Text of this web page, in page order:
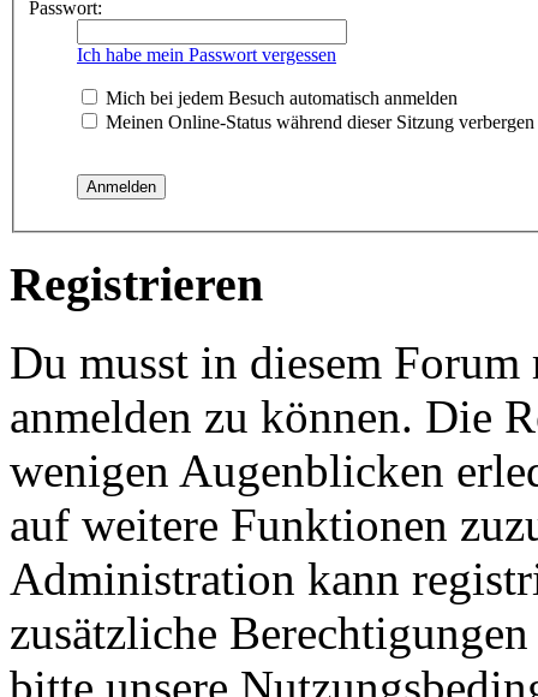
Passwort:
Ich habe mein Passwort vergessen
Mich bei jedem Besuch automatisch anmelden
Meinen Online-Status während dieser Sitzung verbergen
Registrieren
Du musst in diesem
anmelden zu können. Die
wenigen Augenblicken
auf weitere Funktionen
Administration kann
zusätzliche
bitte unsere